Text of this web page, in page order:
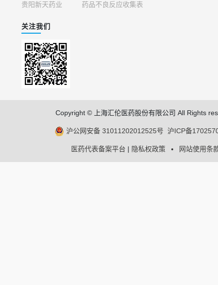
贵阳新天药业 药品不良反应收集表
关注我们
Copyright © 上海汇伦医药股份有限公司 All Rights
沪公网安备 31011202012525号 沪ICP备
医药代表备案平台 | 隐私权政策 网站使用条